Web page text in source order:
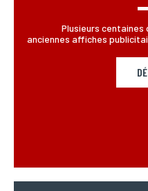
Plusieurs
anciennes affiches